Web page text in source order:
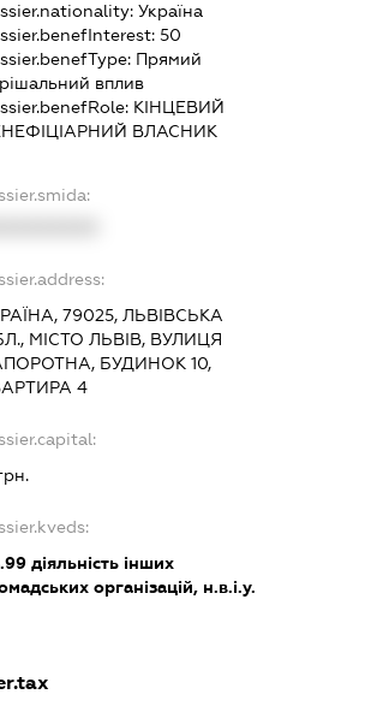
Україна
50
Прямий
вплив
КІНЦЕВИЙ
ВЛАСНИК
79025, ЛЬВІВСЬКА
МІСТО ЛЬВІВ, ВУЛИЦЯ
БУДИНОК 10,
4
діяльність інших
організацій, н.в.і.у.